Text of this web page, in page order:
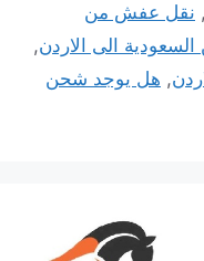
, نقل عفش من
الى الاردن,
, هل يوجد شحن